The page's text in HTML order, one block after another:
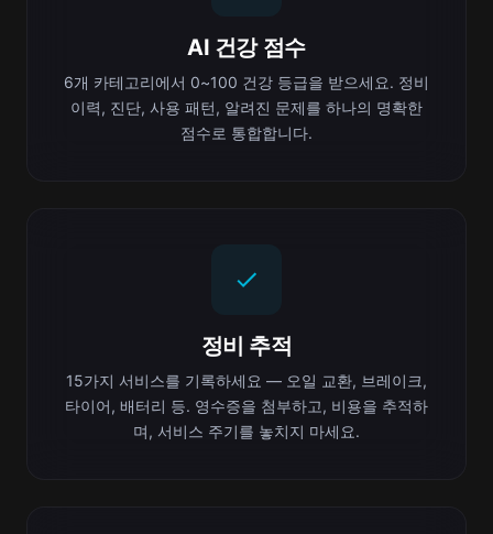
AI 건강 점수
6개 카테고리에서 0~100 건강 등급을 받으세요. 정비
이력, 진단, 사용 패턴, 알려진 문제를 하나의 명확한
점수로 통합합니다.
정비 추적
15가지 서비스를 기록하세요 — 오일 교환, 브레이크,
타이어, 배터리 등. 영수증을 첨부하고, 비용을 추적하
며, 서비스 주기를 놓치지 마세요.